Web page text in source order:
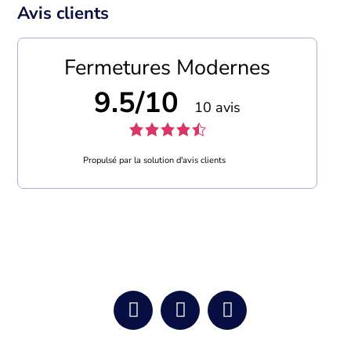
Avis clients
Fermetures Modernes
9.5/10 10 avis
Propulsé par la solution d'avis clients